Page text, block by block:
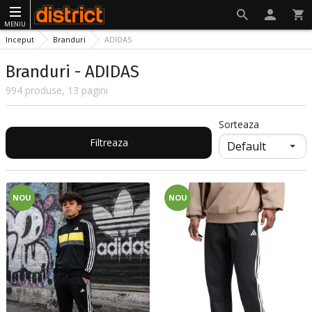
MENIU
Inceput Branduri ADIDAS
Branduri - ADIDAS
994 produse, 13 pagini
Filtreaza
Sorteaza
NOU NOU